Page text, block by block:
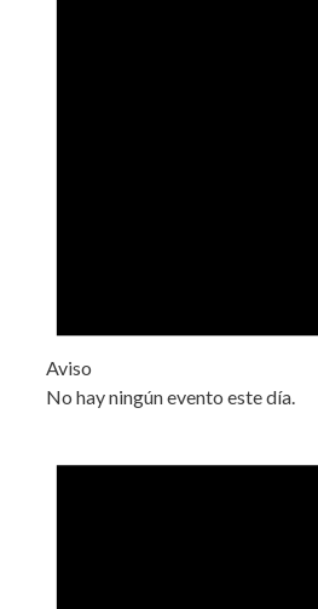
Aviso
No hay ningún evento este día.